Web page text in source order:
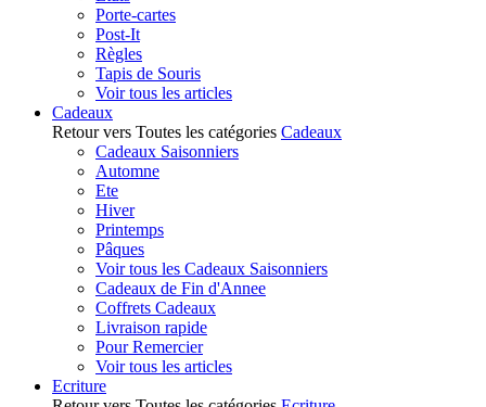
Porte-cartes
Post-It
Règles
Tapis de Souris
Voir tous les articles
Cadeaux
Retour vers Toutes les catégories Cadeaux
Cadeaux Saisonniers
Automne
Ete
Hiver
Printemps
Pâques
Voir tous les Cadeaux Saisonniers
Cadeaux de Fin d'Annee
Coffrets Cadeaux
Livraison rapide
Pour Remercier
Voir tous les articles
Ecriture